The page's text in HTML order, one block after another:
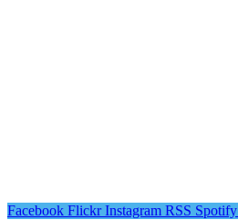
Facebook Flickr Instagram RSS Spotify